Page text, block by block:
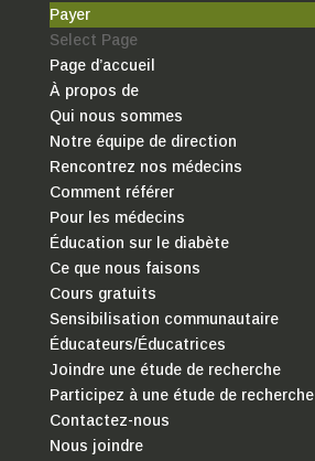
Payer
Select Page
Page d’accueil
À propos de
Qui nous sommes
Notre équipe de direction
Rencontrez nos médecins
Comment référer
Pour les médecins
Éducation sur le diabète
Ce que nous faisons
Cours gratuits
Sensibilisation communautaire
Éducateurs/Éducatrices
Joindre une étude de recherche
Participez à une étude de recherche
Contactez-nous
Nous joindre